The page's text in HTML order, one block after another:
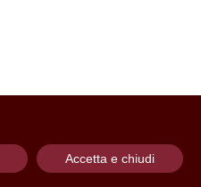
Accetta e chiudi